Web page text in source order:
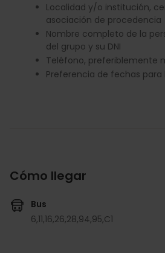
Localidad y/o institución,
asociación de procedencia
Nombre completo de la
del grupo y su DNI
Teléfono, preferiblemente
Preferencia de fechas para
Cómo llegar
Bus
6,11,16,26,28,94,95,C1